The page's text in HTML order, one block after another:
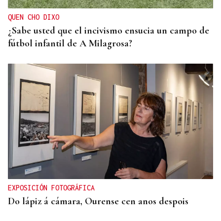
QUEN CHO DIXO
¿Sabe usted que el incivismo ensucia un campo de
fútbol infantil de A Milagrosa?
EXPOSICIÓN FOTOGRÁFICA
Do lápiz á cámara, Ourense cen anos despois